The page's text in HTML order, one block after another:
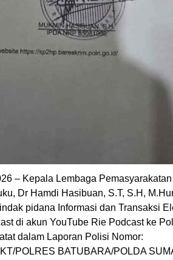
– Kepala Lembaga
Dr Hamdi Hasibuan, S.T, S.H,
pidana Informasi dan Transaksi
di akun YouTube Rie Podcast ke
dalam Laporan Polisi Nomor:
POLRES BATUBARA/POLDA